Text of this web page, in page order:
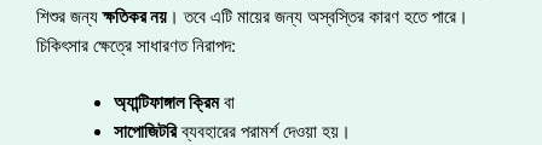
শিশুর জন্যক্ষতিকর নয় । তবে এটি মায়ের জন্য অস্বস্তির কারণ হতে পারে।
চিকিৎসার ক্ষেত্রে সাধারণত নিরাপদ:
অ্যান্টিফাঙ্গাল ক্রিমবা
সাপোজিটরিব্যবহারের পরামর্শ দেওয়া হয়।